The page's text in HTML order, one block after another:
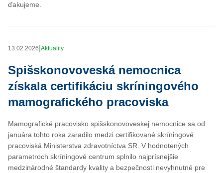
ďakujeme.
13.02.2026 Aktuality
Spišskonovoveská nemocnica
získala certifikáciu skríningového
mamografického pracoviska
Mamografické pracovisko spišskonovoveskej nemocnice sa od
januára tohto roka zaradilo medzi certifikované skríningové
pracoviská Ministerstva zdravotníctva SR. V hodnotených
parametroch skríningové centrum splnilo najprísnejšie
medzinárodné štandardy kvality a bezpečnosti nevyhnutné pre